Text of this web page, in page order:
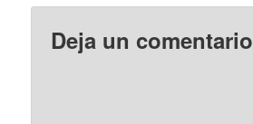
Deja un comentario